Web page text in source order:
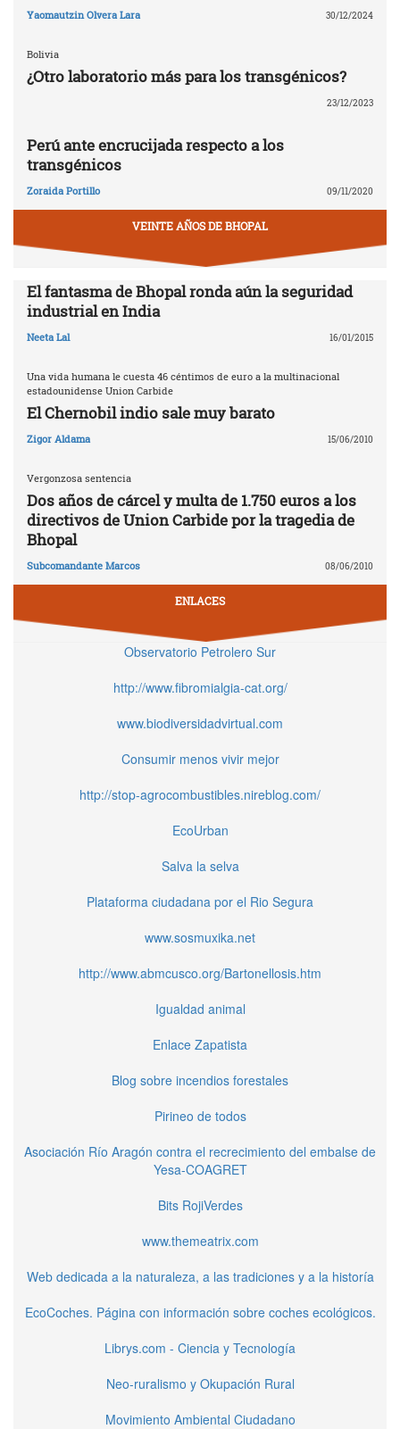
Yaomautzin Olvera Lara 30/12/2024
Bolivia
¿Otro laboratorio más para los transgénicos?
23/12/2023
Perú ante encrucijada respecto a los
transgénicos
Zoraida Portillo 09/11/2020
VEINTE AÑOS DE BHOPAL
El fantasma de Bhopal ronda aún la seguridad
industrial en India
Neeta Lal 16/01/2015
Una vida humana le cuesta 46 céntimos de euro a la multinacional
estadounidense Union Carbide
El Chernobil indio sale muy barato
Zigor Aldama 15/06/2010
Vergonzosa sentencia
Dos años de cárcel y multa de 1.750 euros a los
directivos de Union Carbide por la tragedia de
Bhopal
Subcomandante Marcos 08/06/2010
ENLACES
Observatorio Petrolero Sur
http://www.fibromialgia-cat.org/
www.biodiversidadvirtual.com
Consumir menos vivir mejor
http://stop-agrocombustibles.nireblog.com/
EcoUrban
Salva la selva
Plataforma ciudadana por el Rio Segura
www.sosmuxika.net
http://www.abmcusco.org/Bartonellosis.htm
Igualdad animal
Enlace Zapatista
Blog sobre incendios forestales
Pirineo de todos
Asociación Río Aragón contra el recrecimiento del embalse de
Yesa-COAGRET
Bits RojiVerdes
www.themeatrix.com
Web dedicada a la naturaleza, a las tradiciones y a la historía
EcoCoches. Página con información sobre coches ecológicos.
Librys.com - Ciencia y Tecnología
Neo-ruralismo y Okupación Rural
Movimiento Ambiental Ciudadano